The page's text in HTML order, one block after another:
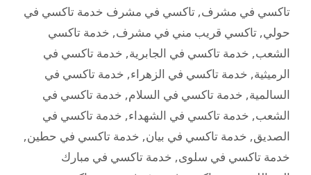
تاكسي في مشرف, تاكسي في مشرف خدمة تاكسي في
حولي, تاكسي قريب مني في مشرف, خدمة تاكسي
الشعب, خدمة تاكسي في الجابرية, خدمة تاكسي في
الرميثية, خدمة تاكسي في الزهراء, خدمة تاكسي في
السالمية, خدمة تاكسي في السلام, خدمة تاكسي في
الشعب, خدمة تاكسي في الشهداء, خدمة تاكسي في
الصديق, خدمة تاكسي في بيان, خدمة تاكسي في حطين,
خدمة تاكسي في سلوى, خدمة تاكسي في مبارك